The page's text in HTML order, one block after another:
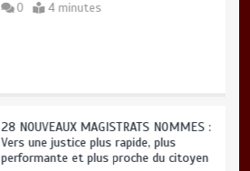
0 4 minutes
28 NOUVEAUX MAGISTRATS NOMMES :
Vers une justice plus rapide, plus
performante et plus proche du citoyen